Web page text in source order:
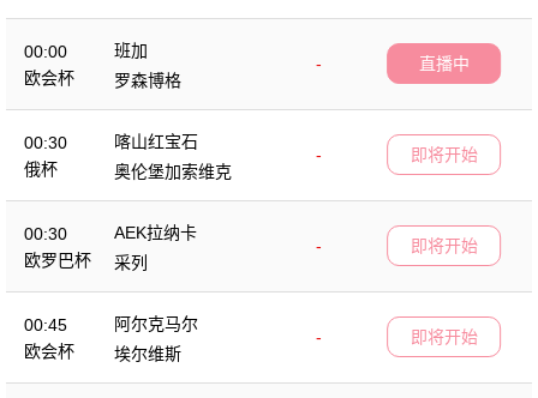
00:00
欧会杯
班加
-
罗森博格
直播中
00:30
俄杯
喀山红宝石
-
奥伦堡加索维克
即将开始
00:30
欧罗巴杯
AEK拉纳卡
-
采列
即将开始
00:45
欧会杯
阿尔克马尔
-
埃尔维斯
即将开始